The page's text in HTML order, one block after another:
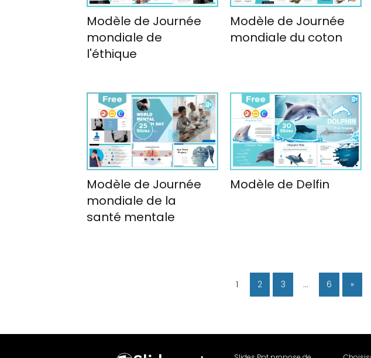
Modèle de Journée
mondiale de
l'éthique
Modèle de Journée
mondiale du coton
Modèle de Journée
mondiale de la
santé mentale
Modèle de Delfin
1 2 3 … 6 »